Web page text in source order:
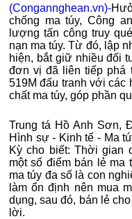
(Congannghean.vn)-
chống ma túy, Công
lượng tấn công truy
nạn ma túy. Từ đó, lập
hiện, bắt giữ nhiều đối
đơn vị đã liên tiếp phá
519M đấu tranh với các
chất ma túy, góp phần
Trung tá Hồ Anh Sơn,
Hình sự - Kinh tế - Ma
Kỳ cho biết: Thời gian
một số điểm bán lẻ
ma túy đa số là con
làm ổn định nên mua
dụng, sau đó, bán lẻ
lời.